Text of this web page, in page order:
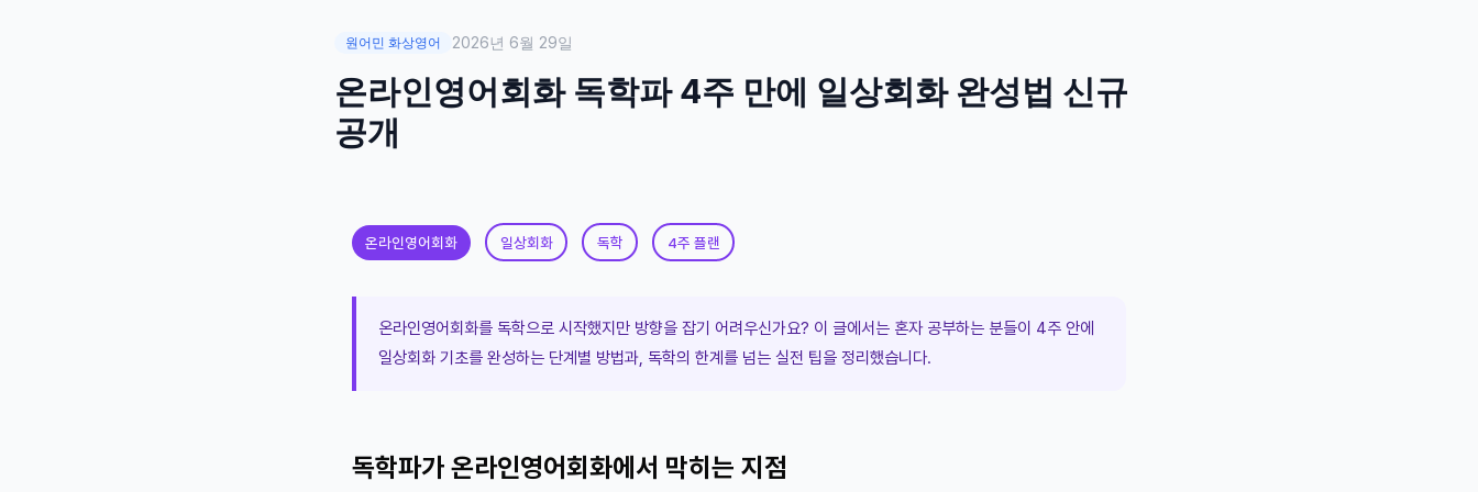
원어민 화상영어 2026년 6월 29일
온라인영어회화 독학파 4주 만에 일상회화 완성법 신규
공개
온라인영어회화 일상회화 독학 4주 플랜
온라인영어회화를 독학으로 시작했지만 방향을 잡기 어려우신가요? 이 글에서는 혼자 공부하는 분들이 4주 안에
일상회화 기초를 완성하는 단계별 방법과, 독학의 한계를 넘는 실전 팁을 정리했습니다.
독학파가 온라인영어회화에서 막히는 지점